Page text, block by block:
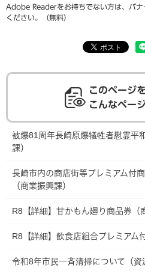
Adobe Readerをお持ちでない方は、バナ
ください。（無料）
このページ
こんなペー
被爆81周年長崎原爆犠牲者慰霊平
課）
長崎市内の商店街等プレミアム付
（商業振興課）
R8【詳細】甘かもん廻り商品券（
R8【詳細】飲食店組合プレミアム
令和8年市民一斉清掃について（資